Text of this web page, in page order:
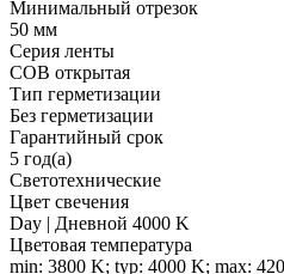
Минимальный отрезок
50 мм
Серия ленты
COB открытая
Тип герметизации
Без герметизации
Гарантийный срок
5 год(а)
Светотехнические
Цвет свечения
Day | Дневной 4000 K
Цветовая температура
min: 3800 K; typ: 4000 K; max: